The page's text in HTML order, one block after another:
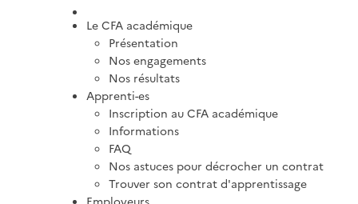
Le CFA académique
Présentation
Nos engagements
Nos résultats
Apprenti-es
Inscription au CFA académique
Informations
FAQ
Nos astuces pour décrocher un contrat
Trouver son contrat d'apprentissage
Employeurs